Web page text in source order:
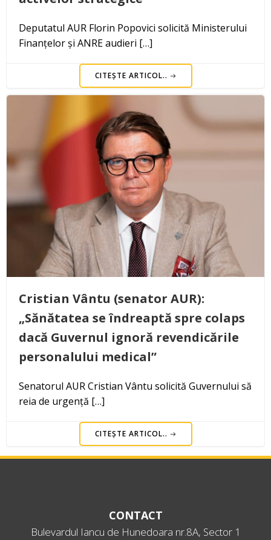
Deputatul AUR Florin Popovici solicită Ministerului
Finanțelor și ANRE audieri […]
CITEȘTE ARTICOL..
Cristian Vântu (senator AUR):
„Sănătatea se îndreaptă spre colaps
dacă Guvernul ignoră revendicările
personalului medical”
Senatorul AUR Cristian Vântu solicită Guvernului să
reia de urgență […]
CITEȘTE ARTICOL..
CONTACT
Bulevardul Iancu de Hunedoara nr.8A, Sector 1